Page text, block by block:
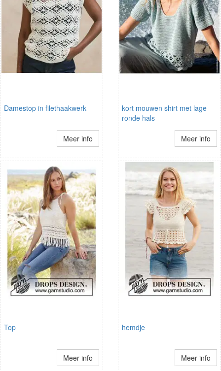
Damestop in filethaakwerk
Meer info
kort mouwen shirt met lage
ronde hals
Meer info
Top
Meer info
hemdje
Meer info